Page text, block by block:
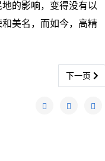
的影响，变得没有以
美名，而如今，高精
下一篇文
下一页